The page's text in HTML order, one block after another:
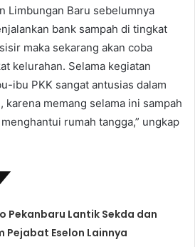
Limbungan Baru sebelumnya
bank sampah di tingkat
maka sekarang akan coba
kelurahan. Selama kegiatan
ibu PKK sangat antusias dalam
karena memang selama ini sampah
rumah tangga,” ungkap
Pekanbaru Lantik Sekda dan
Pejabat Eselon Lainnya